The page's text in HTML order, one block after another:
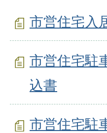
市営住宅入
市営住宅駐
込書
市営住宅駐